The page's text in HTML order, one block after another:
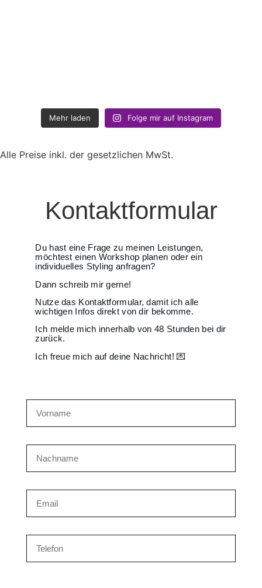
Mehr laden Folge mir auf Instagram
Alle Preise inkl. der gesetzlichen MwSt.
Kontaktformular
Du hast eine Frage zu meinen Leistungen,
möchtest einen Workshop planen oder ein
individuelles Styling anfragen?
Dann schreib mir gerne!
Nutze das Kontaktformular, damit ich alle
wichtigen Infos direkt von dir bekomme.
Ich melde mich innerhalb von 48 Stunden bei dir
zurück.
Ich freue mich auf deine Nachricht! 💌